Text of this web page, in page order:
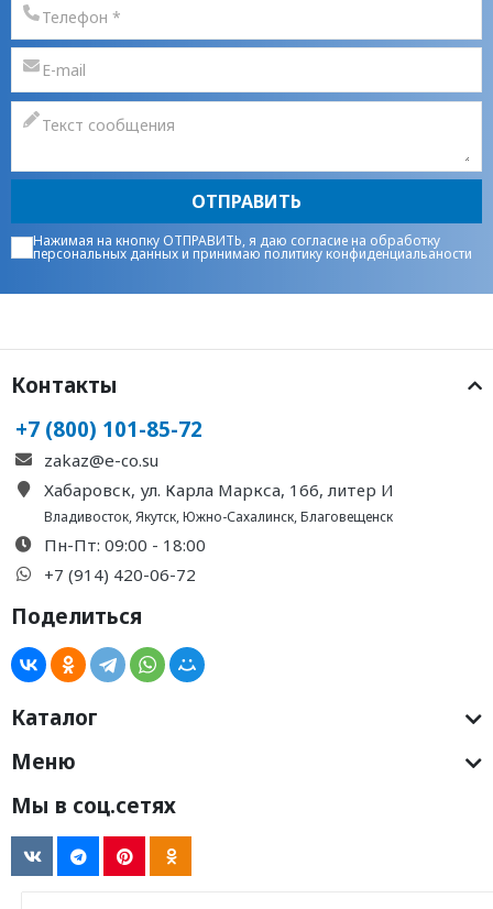
ОТПРАВИТЬ
Нажимая на кнопку ОТПРАВИТЬ, я даю согласие на обработку
персональных данныхи принимаюполитику конфиденциальаности
Контакты
+7 (800) 101-85-72
zakaz@e-co.su
Хабаровск, ул. Карла Маркса, 166, литер И
Владивосток,Якутск,Южно-Сахалинск,Благовещенск
Пн-Пт: 09:00 - 18:00
+7 (914) 420-06-72
Поделиться
Каталог
Меню
Мы в соц.сетях